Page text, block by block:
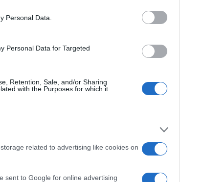
Personal Data.
Personal Data for Targeted
Retention, Sale, and/or Sharing
with the Purposes for which it
related to advertising like cookies on
sent to Google for online advertising
Η ΣΤΗΛΗ ΜΑΣ